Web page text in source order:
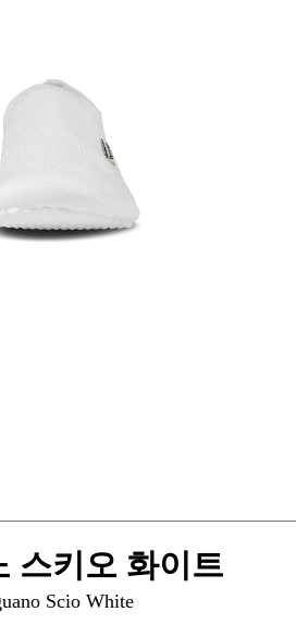
스키오 화이트
Scio White